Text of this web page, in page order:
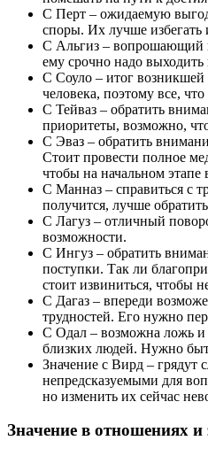
С Перт – ожидаемую
споры. Их лучше избегать
С Альгиз – вопрошающий
ему срочно надо
С Соуло – итог возникшей
человека, поэтому все, что
С Тейваз – обратить
приоритеты, возможно,
С Эваз – обратить
Стоит провести полное
чтобы на начальном
С Манназ – справиться с
получится, лучше
С Лагуз – отличный
возможности.
С Ингуз – обратить
поступки. Так ли
стоит извиниться, чтобы
С Дагаз – впереди
трудностей. Его нужно
С Одал – возможна ложь и
близких людей. Нужно
Значение с Вирд – грядут
непредсказуемыми для
но изменить их сейчас
Значение в отношениях